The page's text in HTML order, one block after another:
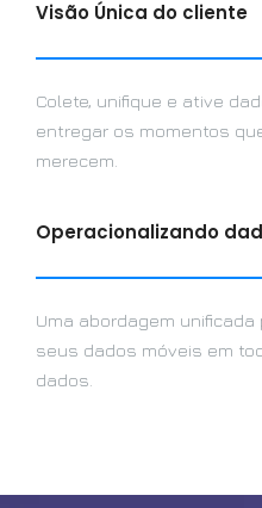
Visão Única do cliente
Colete, unifique e ative
entregar os momentos
merecem.
Operacionalizando
Uma abordagem
seus dados móveis em
dados.